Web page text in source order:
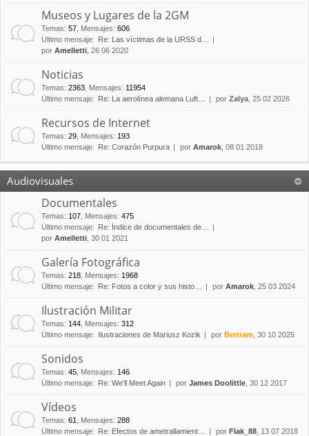
Museos y Lugares de la 2GM
Temas: 57 Mensajes: 606
Último mensaje:
Re: Las víctimas de la URSS d…
por Amelletti , 26 06 2020
Noticias
Temas: 2363 Mensajes: 11954
Último mensaje:
Re: La aerolínea alemana Luft… por Zalya , 25 02 2026
Recursos de Internet
Temas: 29 Mensajes: 193
Último mensaje:
Re: Corazón Purpura por Amarok , 08 01 2018
Audiovisuales
Documentales
Temas: 107 Mensajes: 475
Último mensaje:
Re: Índice de documentales de…
por Amelletti , 30 01 2021
Galería Fotográfica
Temas: 218 Mensajes: 1968
Último mensaje:
Re: Fotos a color y sus histo… por Amarok , 25 03 2024
Ilustración Militar
Temas: 144 Mensajes: 312
Último mensaje:
Ilustraciones de Mariusz Kozik por Bertram , 30 10 2025
Sonidos
Temas: 45 Mensajes: 146
Último mensaje:
Re: We'll Meet Again por James Doolittle , 30 12 2017
Vídeos
Temas: 61 Mensajes: 288
Último mensaje:
Re: Efectos de ametrallamient… por Flak_88 , 13 07 2018